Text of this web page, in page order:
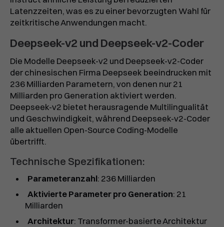
Latenzzeiten, was es zu einer bevorzugten Wahl für
zeitkritische Anwendungen macht.
Deepseek-v2 und Deepseek-v2-Coder
Die Modelle Deepseek-v2 und Deepseek-v2-Coder
der chinesischen Firma Deepseek beeindrucken mit
236 Milliarden Parametern, von denen nur 21
Milliarden pro Generation aktiviert werden.
Deepseek-v2 bietet herausragende Multilingualität
und Geschwindigkeit, während Deepseek-v2-Coder
alle aktuellen Open-Source Coding-Modelle
übertrifft.
Technische Spezifikationen:
Parameteranzahl: 236 Milliarden
Aktivierte Parameter pro Generation: 21
Milliarden
Architektur: Transformer-basierte Architektur